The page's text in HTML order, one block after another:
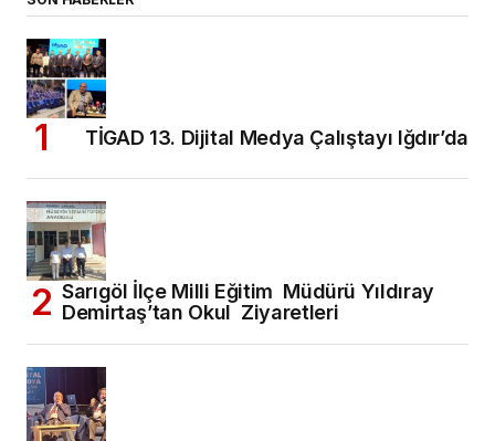
TİGAD 13. Dijital Medya Çalıştayı Iğdır’da
Sarıgöl İlçe Milli Eğitim Müdürü Yıldıray
Demirtaş’tan Okul Ziyaretleri